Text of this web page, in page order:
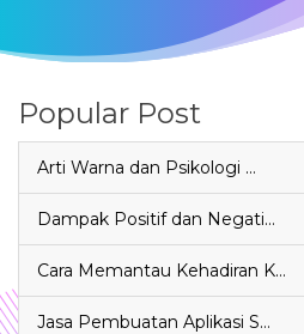
Popular Post
Arti Warna dan Psikologi …
Dampak Positif dan Negati…
Cara Memantau Kehadiran K…
Jasa Pembuatan Aplikasi S…